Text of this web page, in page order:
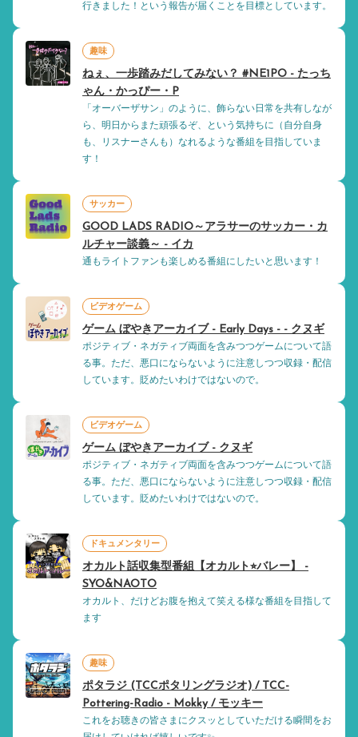
行きました！という報告が届くことを目標としています。
趣味
ねぇ、一歩踏みだしてみない？ #NE1PO - たっち
ゃん・かっぴー・P
「オーバーザサン」のように、飾らない日常を共有しなが
ら、明日からまた頑張るぞ、という気持ちに（自分自身
も、リスナーさんも）なれるような番組を目指していま
す！
サッカー
GOOD LADS RADIO～アラサーのサッカー・カ
ルチャー談義～ - イカ
通もライトファンも楽しめる番組にしたいと思います！
ビデオゲーム
ゲーム ぼやきアーカイブ - Early Days - - クヌギ
ポジティブ・ネガティブ両面を含みつつゲームについて語
る事。ただ、悪口にならないように注意しつつ収録・配信
しています。貶めたいわけではないので。
ビデオゲーム
ゲーム ぼやきアーカイブ - クヌギ
ポジティブ・ネガティブ両面を含みつつゲームについて語
る事。ただ、悪口にならないように注意しつつ収録・配信
しています。貶めたいわけではないので。
ドキュメンタリー
オカルト話収集型番組【オカルト⭐︎バレー】 -
SYO&NAOTO
オカルト、だけどお腹を抱えて笑える様な番組を目指して
ます
趣味
ポタラジ (TCCポタリングラジオ) / TCC-
Pottering-Radio - Mokky / モッキー
これをお聴きの皆さまにクスッとしていただける瞬間をお